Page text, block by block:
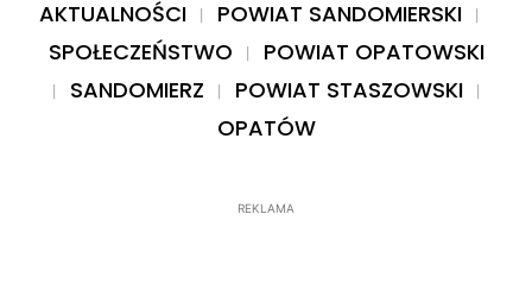
AKTUALNOŚCI
POWIAT SANDOMIERSKI
SPOŁECZEŃSTWO
POWIAT OPATOWSKI
SANDOMIERZ
POWIAT STASZOWSKI
OPATÓW
REKLAMA